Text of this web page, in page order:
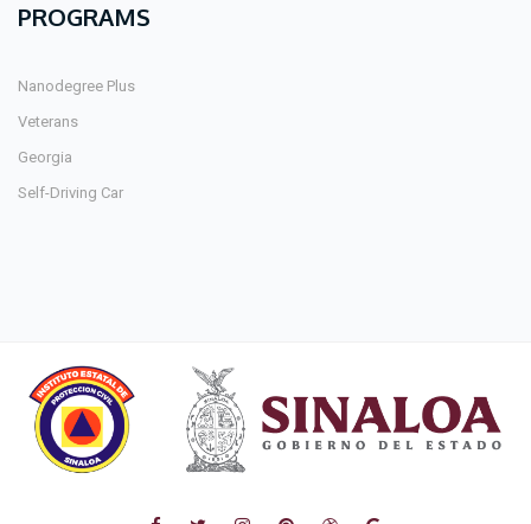
PROGRAMS
Nanodegree Plus
Veterans
Georgia
Self-Driving Car